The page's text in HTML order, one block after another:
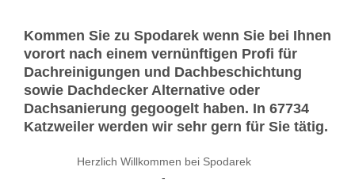
Kommen Sie zu Spodarek wenn Sie bei Ihnen
vorort nach einem vernünftigen Profi für
Dachreinigungen und Dachbeschichtung
sowie Dachdecker Alternative oder
Dachsanierung gegoogelt haben. In 67734
Katzweiler werden wir sehr gern für Sie tätig.
Herzlich Willkommen bei Spodarek
-